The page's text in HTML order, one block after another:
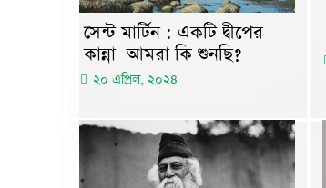
সেন্ট মার্টিন : একটি দ্বীপের
কান্না আমরা কি শুনছি?
২০ এপ্রিল, ২০২৪